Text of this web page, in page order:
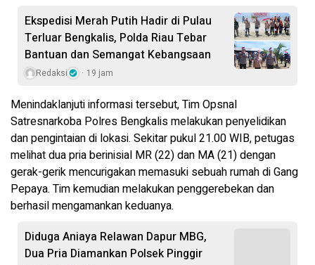
Ekspedisi Merah Putih Hadir di Pulau
Terluar Bengkalis, Polda Riau Tebar
Bantuan dan Semangat Kebangsaan
Redaksi 19 jam
Menindaklanjuti informasi tersebut, Tim Opsnal
Satresnarkoba Polres Bengkalis melakukan penyelidikan
dan pengintaian di lokasi. Sekitar pukul 21.00 WIB, petugas
melihat dua pria berinisial MR (22) dan MA (21) dengan
gerak-gerik mencurigakan memasuki sebuah rumah di Gang
Pepaya. Tim kemudian melakukan penggerebekan dan
berhasil mengamankan keduanya.
Diduga Aniaya Relawan Dapur MBG,
Dua Pria Diamankan Polsek Pinggir